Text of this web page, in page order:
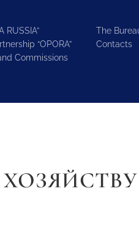
RUSSIA”
“OPORA”
Commissions
The
Contacts